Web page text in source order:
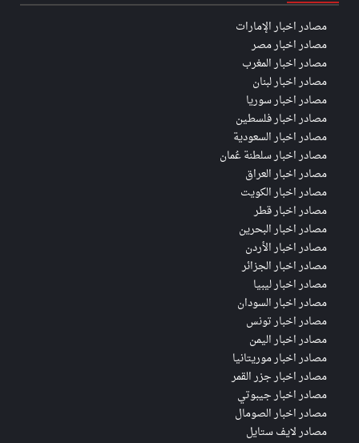
مصادر اخبار الإمارات
مصادر اخبار مصر
مصادر اخبار المغرب
مصادر اخبار لبنان
مصادر اخبار سوريا
مصادر اخبار فلسطين
مصادر اخبار السعودية
مصادر اخبار سلطنة عُمان
مصادر اخبار العراق
مصادر اخبار الكويت
مصادر اخبار قطر
مصادر اخبار البحرين
مصادر اخبار الأردن
مصادر اخبار الجزائر
مصادر اخبار ليبيا
مصادر اخبار السودان
مصادر اخبار تونس
مصادر اخبار اليمن
مصادر اخبار موريتانيا
مصادر اخبار جزر القمر
مصادر اخبار جيبوتي
مصادر اخبار الصومال
مصادر لايف ستايل